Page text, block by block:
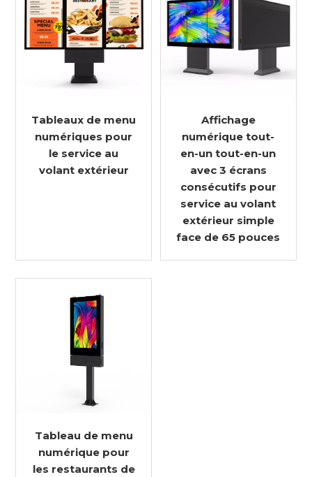
Tableaux de menu
numériques pour
le service au
volant extérieur
Affichage
numérique tout-
en-un tout-en-un
avec 3 écrans
consécutifs pour
service au volant
extérieur simple
face de 65 pouces
Tableau de menu
numérique pour
les restaurants de